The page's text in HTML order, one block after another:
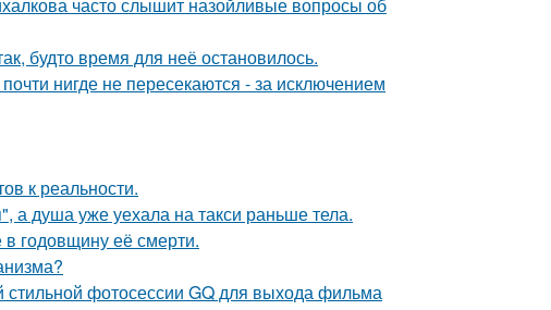
будто время для неё остановилось.
нигде не пересекаются - за исключением
к реальности.
а душа уже уехала на такси раньше тела.
годовщину её смерти.
фотосессии GQ для выхода фильма